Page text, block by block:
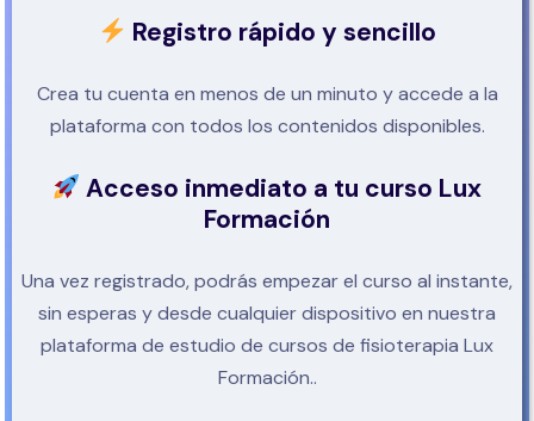
Registro rápido y sencillo
Crea tu cuenta en menos de un minuto y accede a la
plataforma con todos los contenidos disponibles.
Acceso inmediato a tu curso Lux
Formación
Una vez registrado, podrás empezar el curso al instante,
sin esperas y desde cualquier dispositivo en nuestra
plataforma de estudio de cursos de fisioterapia Lux
Formación..